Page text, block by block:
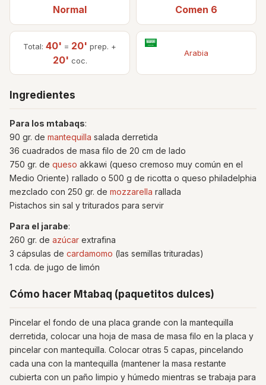
Normal Comen 6
Total: 40' = 20' prep. +
20' coc.
Arabia
Ingredientes
Para los mtabaqs:
90 gr. de mantequilla salada derretida
36 cuadrados de masa filo de 20 cm de lado
750 gr. de queso akkawi (queso cremoso muy común en el
Medio Oriente) rallado o 500 g de ricotta o queso philadelphia
mezclado con 250 gr. de mozzarella rallada
Pistachos sin sal y triturados para servir
Para el jarabe:
260 gr. de azúcar extrafina
3 cápsulas de cardamomo (las semillas trituradas)
1 cda. de jugo de limón
Cómo hacer Mtabaq (paquetitos dulces)
Pincelar el fondo de una placa grande con la mantequilla
derretida, colocar una hoja de masa de masa filo en la placa y
pincelar con mantequilla. Colocar otras 5 capas, pincelando
cada una con la mantequilla (mantener la masa restante
cubierta con un paño limpio y húmedo mientras se trabaja para